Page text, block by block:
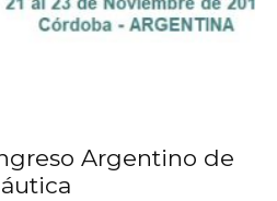
Argentino de